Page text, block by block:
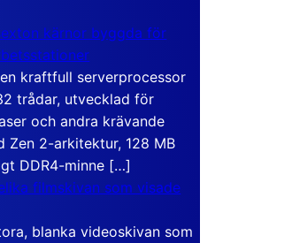
kärnor byggda för
kraftfull serverprocessor
trådar, utvecklad för
och andra krävande
Zen 2-arkitektur, 128 MB
DDR4-minne […]
filmskivan som visade
blanka videoskivan som